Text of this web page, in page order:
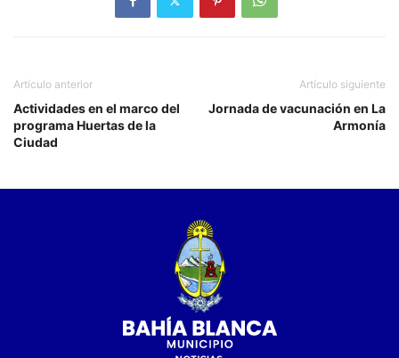
Artículo anterior
Actividades en el marco del
programa Huertas de la
Ciudad
Artículo siguiente
Jornada de vacunación en La
Armonía